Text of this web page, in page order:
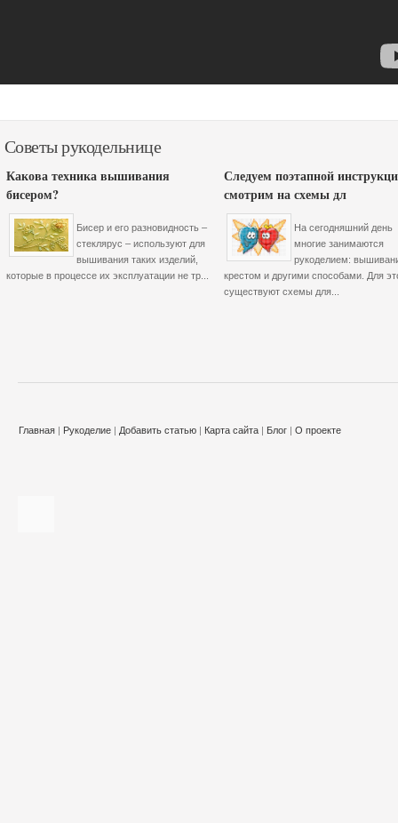
Советы рукодельнице
Какова техника вышивания
бисером?
Бисер и его разновидность –
стеклярус – используют для
вышивания таких изделий,
которые в процессе их эксплуатации не тр...
Следуем поэтапной
смотрим на схемы дл
На сегодняшний день
многие занимаются
рукоделием:
крестом и другими способами. Для
существуют схемы для...
Главная | Рукоделие | Добавить статью | Карта сайта | Блог | О проекте